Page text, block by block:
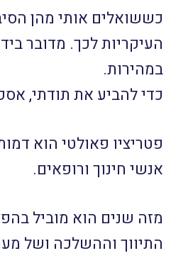
כששואלים אותי מהן
העיקריות לכך. מדובר
במהירות.
כדי להביע את תודתי,
פטריציו פאולטי הוא
אנשי חינוך ורופאים.
מזה שנים הוא מוביל
התיווך וההשלכה ושל